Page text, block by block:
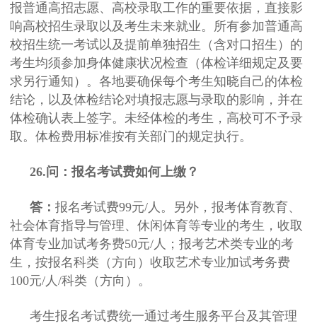
报普通高招志愿、高校录取工作的重要依据，直接影
响高校招生录取以及考生未来就业。所有参加普通高
校招生统一考试以及提前单独招生（含对口招生）的
考生均须参加身体健康状况检查（体检详细规定及要
求另行通知）。各地要确保每个考生知晓自己的体检
结论，以及体检结论对填报志愿与录取的影响，并在
体检确认表上签字。未经体检的考生，高校可不予录
取。体检费用标准按有关部门的规定执行。
26.问：报名考试费如何上缴？
答： 报名考试费99元/人。另外，报考体育教育、
社会体育指导与管理、休闲体育等专业的考生，收取
体育专业加试考务费50元/人；报考艺术类专业的考
生，按报名科类（方向）收取艺术专业加试考务费
100元/人/科类（方向）。
考生报名考试费统一通过考生服务平台及其管理